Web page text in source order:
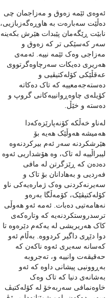
ئەوەی ئێمە زەوق و مەزاجمان چی
دەڵێت سەبارەت بە هاوڕەگەزبازیی،
نابێت ڕێگەمان پێبدات هێرش بکەینە
سەر کەسێکی تر کە زەوق و
مەزاجی وەک ئێمە نییە. ئەمەی
هەریری دەیکات سەرچاوەگرتووی
عەقڵێکی کۆلەکتیڤیی و
دەستەجەمعییە کە تاک دەکاتە
کۆیلەی چاوەڕوانییەکانی گروپ و
دەستە و خێڵ.
لەناو خەڵکە کۆنەپارێزەکەدا
هەمیشە هەوڵێک هەیە بۆ
هێرشکردنە سەر ئەم بیرکردنەوە
لیبراڵییە لە تاک، وە هۆشداریی ئەوە
دەدەن کە ڕێزگرتن لە مافی
فەردیی و بەهادانان بۆ تاک و
سەیرنەکردنی وەک ژمارەیەکی ناو
کۆلەکتیڤێک، کۆمەڵگا بەرەو
نەهامەتیی دەبات. ئەمە ئەو هەوڵی
ترسدروستکردنەیە کە وتارەکەی
کاک هەریریشی لە یەکەم دێرەوە تا
دوا دێڕی داگیر کردووە. بەڵام ئەو
کەسانە سەیری ئەوە ناکەن کە
حەقیقەت وانییە و، تەجروبە
بەڕوونیی پیشانی داوە کە ئەو
بەشانەی دنیا کە تاک وەک
خاوەنمافی سەربەخۆ لە کۆلەکتیڤ